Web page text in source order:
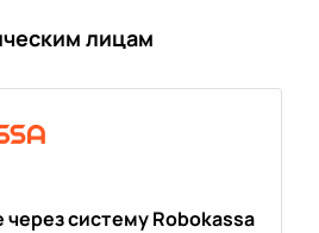
лицам
через систему Robokassa